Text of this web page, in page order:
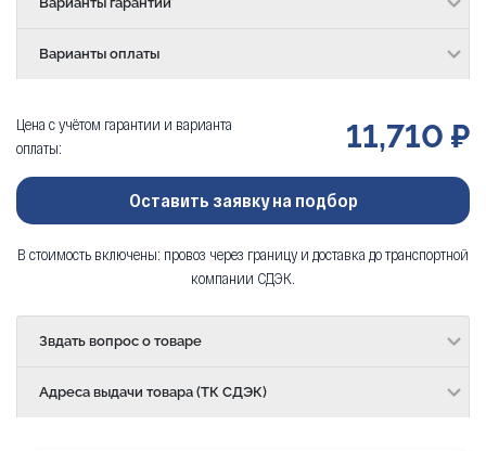
Варианты оплаты
Цена с учётом гарантии и варианта
оплаты:
11,710 ₽
Оставить заявку на подбор
В стоимость включены: провоз через границу и доставка до транспортной
компании СДЭК.
Звдать вопрос о товаре
Адреса выдачи товара (ТК СДЭК)